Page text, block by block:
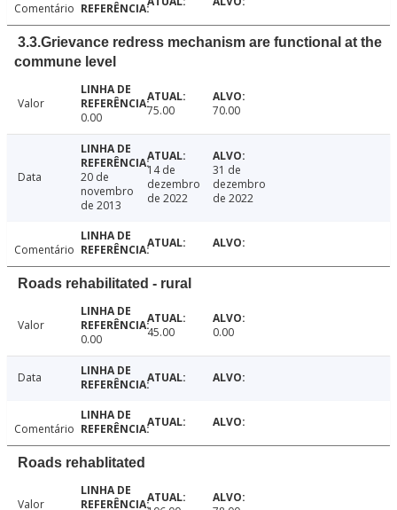
Comentário
3.3.Grievance redress mechanism are functional at the
commune level
Valor
0.00
75.00 70.00
Data
20 de
novembro
de 2013
14 de
dezembro
de 2022
31 de
dezembro
de 2022
Comentário
Roads rehabilitated - rural
Valor
0.00
45.00 0.00
Data
Comentário
Roads rehablitated
Valor